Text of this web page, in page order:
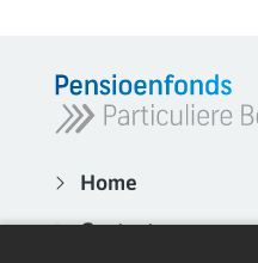
Home
Contact